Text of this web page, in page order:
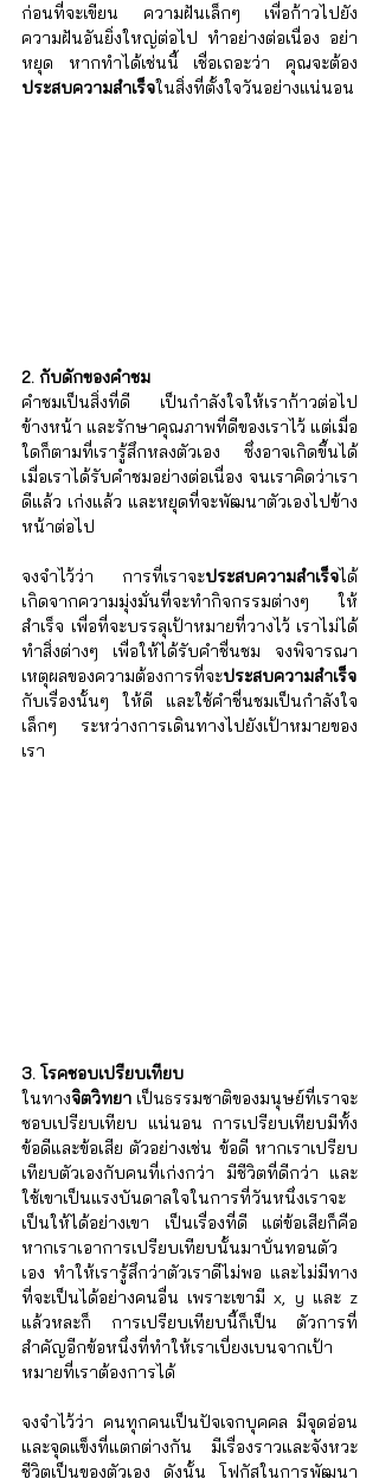
ก่อนที่จะเขียน ความฝันเล็กๆ เพื่อก้าวไปยัง
ความฝันอันยิ่งใหญ่ต่อไป ทำอย่างต่อเนื่อง อย่า
หยุด หากทำได้เช่นนี้ เชื่อเถอะว่า คุณจะต้อง
ประสบความสำเร็จในสิ่งที่ตั้งใจวันอย่างแน่นอน
2. กับดักของคำชม
คำชมเป็นสิ่งที่ดี เป็นกำลังใจให้เราก้าวต่อไป
ข้างหน้า และรักษาคุณภาพที่ดีของเราไว้ แต่เมื่อ
ใดก็ตามที่เรารู้สึกหลงตัวเอง ซึ่งอาจเกิดขึ้นได้
เมื่อเราได้รับคำชมอย่างต่อเนื่อง จนเราคิดว่าเรา
ดีแล้ว เก่งแล้ว และหยุดที่จะพัฒนาตัวเองไปข้าง
หน้าต่อไป
จงจำไว้ว่า การที่เราจะประสบความสำเร็จได้
เกิดจากความมุ่งมั่นที่จะทำกิจกรรมต่างๆ ให้
สำเร็จ เพื่อที่จะบรรลุเป้าหมายที่วางไว้ เราไม่ได้
ทำสิ่งต่างๆ เพื่อให้ได้รับคำชื่นชม จงพิจารณา
เหตุผลของความต้องการที่จะประสบความสำเร็จ
กับเรื่องนั้นๆ ให้ดี และใช้คำชื่นชมเป็นกำลังใจ
เล็กๆ ระหว่างการเดินทางไปยังเป้าหมายของ
เรา
3. โรคชอบเปรียบเทียบ
ในทางจิตวิทยา เป็นธรรมชาติของมนุษย์ที่เราจะ
ชอบเปรียบเทียบ แน่นอน การเปรียบเทียบมีทั้ง
ข้อดีและข้อเสีย ตัวอย่างเช่น ข้อดี หากเราเปรียบ
เทียบตัวเองกับคนที่เก่งกว่า มีชีวิตที่ดีกว่า และ
ใช้เขาเป็นแรงบันดาลใจในการที่วันหนึ่งเราจะ
เป็นให้ได้อย่างเขา เป็นเรื่องที่ดี แต่ข้อเสียก็คือ
หากเราเอาการเปรียบเทียบนั้นมาบั่นทอนตัว
เอง ทำให้เรารู้สึกว่าตัวเราดีไม่พอ และไม่มีทาง
ที่จะเป็นได้อย่างคนอื่น เพราะเขามี x, y และ z
แล้วหละก็ การเปรียบเทียบนี้ก็เป็น ตัวการที่
สำคัญอีกข้อหนึ่งที่ทำให้เราเบี่ยงเบนจากเป้า
หมายที่เราต้องการได้
จงจำไว้ว่า คนทุกคนเป็นปัจเจกบุคคล มีจุดอ่อน
และจุดแข็งที่แตกต่างกัน มีเรื่องราวและจังหวะ
ชีวิตเป็นของตัวเอง ดังนั้น โฟกัสในการพัฒนา